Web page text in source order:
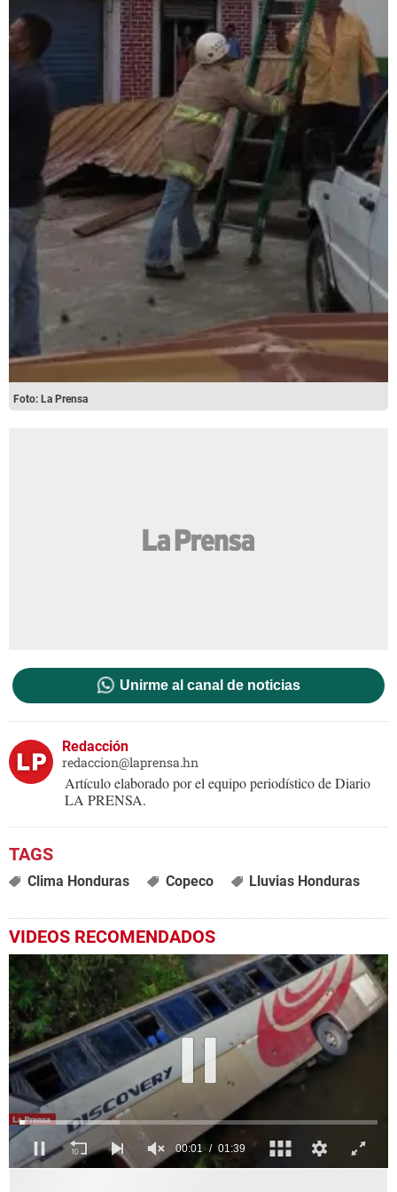
Foto: La Prensa
Unirme al canal de noticias
Redacción
redaccion@laprensa.hn
Artículo elaborado por el equipo periodístico de Diario
LA PRENSA.
Clima Honduras Copeco Lluvias Honduras
VIDEOS RECOMENDADOS